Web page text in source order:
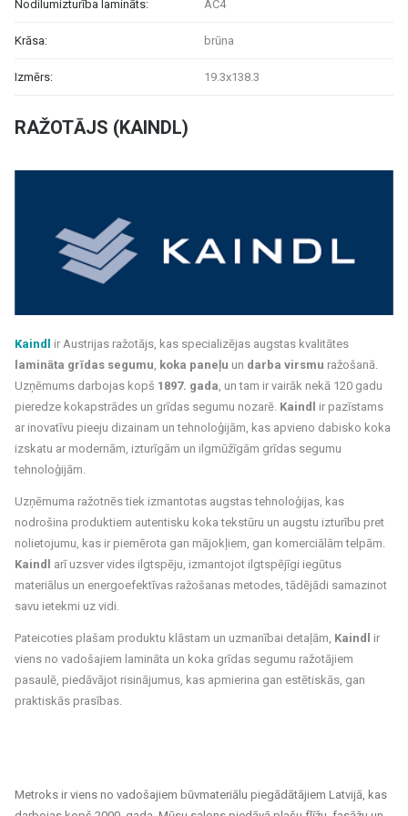
RAŽOTĀJS (KAINDL)
Kaindl
ir Austrijas ražotājs, kas specializējas augstas kvalitātes
lamināta grīdas segumu, koka paneļu un darba virsmu ražošanā.
Uzņēmums darbojas kopš 1897. gada, un tam ir vairāk nekā 120 gadu
pieredze kokapstrādes un grīdas segumu nozarē. Kaindl
ir pazīstams
ar inovatīvu pieeju dizainam un tehnoloģijām, kas apvieno dabisko koka
izskatu ar modernām, izturīgām un ilgmūžīgām grīdas segumu
tehnoloģijām.
Uzņēmuma ražotnēs tiek izmantotas augstas tehnoloģijas, kas
nodrošina produktiem autentisku koka tekstūru un augstu izturību pret
nolietojumu, kas ir piemērota gan mājokļiem, gan komerciālām telpām.
Kaindl
arī uzsver vides ilgtspēju, izmantojot ilgtspējīgi iegūtus
materiālus un energoefektīvas ražošanas metodes, tādējādi samazinot
savu ietekmi uz vidi.
Pateicoties plašam produktu klāstam un uzmanībai detaļām, Kaindl
ir
viens no vadošajiem lamināta un koka grīdas segumu ražotājiem
pasaulē, piedāvājot risinājumus, kas apmierina gan estētiskās, gan
praktiskās prasības.
Nodilumizturība lamināts: AC4
Krāsa: brūna
Izmērs: 19.3x138.3
Metroks ir viens no vadošajiem būvmateriālu piegādātājiem Latvijā, kas